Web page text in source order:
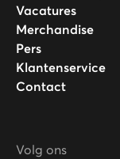
Vacatures
Merchandise
Pers
Klantenservice
Contact
Volg ons